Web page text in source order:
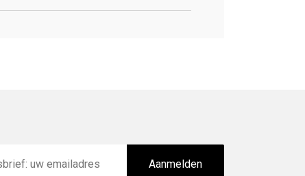
Aanmelden